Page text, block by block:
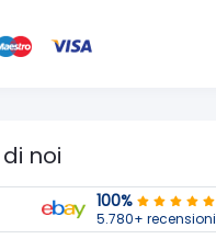
noi
100%
5.780+ recensioni